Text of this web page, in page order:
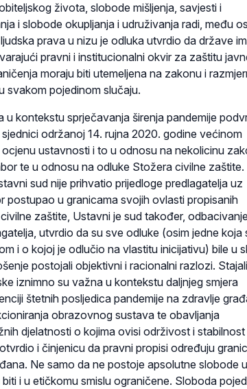
života, slobode mišljenja, savjesti i
i slobode okupljanja i udruživanja radi, među
prava u nizu je odluka utvrdio da države
pravni i institucionalni okvir za zaštitu
moraju biti utemeljena na zakonu i
svakom pojedinom slučaju.
u kontekstu sprječavanja širenja pandemije
održanoj 14. rujna 2020. godine većinom
ustavnosti i to u odnosu na nekolicinu
te u odnosu na odluke Stožera civilne zaštite.
sud nije prihvatio prijedloge predlagatelja uz
postupao u granicama svojih ovlasti propisanih
zaštite, Ustavni je sud također,
utvrdio da su sve odluke (osim jedne koja
i o kojoj je odlučio na vlastitu inicijativu) bile u
postojali objektivni i racionalni razlozi.
iznimno su važna u kontekstu daljnjeg smjera
štetnih posljedica pandemije na zdravlje
obrazovnog sustava te obavljanja
djelatnosti o kojima ovisi održivost i stabilnost
i činjenicu da pravni propisi određuju
Ne samo da ne postoje apsolutne slobode u
i u etičkomu smislu ograničene. Sloboda